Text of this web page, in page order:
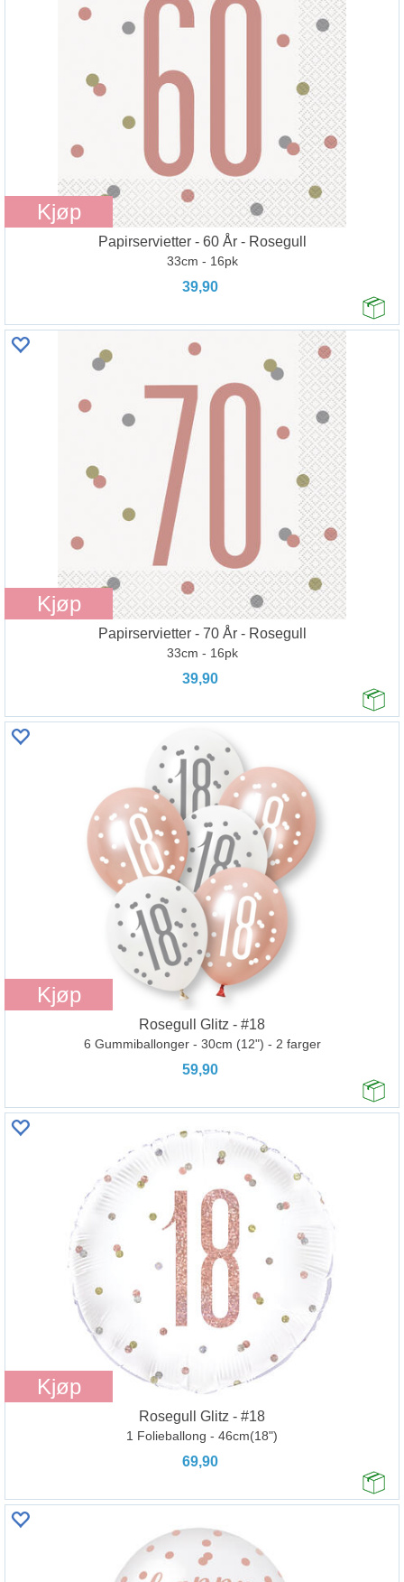
Kjøp
Papirservietter - 60 År - Rosegull
33cm - 16pk
39,90
Kjøp
Papirservietter - 70 År - Rosegull
33cm - 16pk
39,90
Kjøp
Rosegull Glitz - #18
6 Gummiballonger - 30cm (12") - 2 farger
59,90
Kjøp
Rosegull Glitz - #18
1 Folieballong - 46cm(18")
69,90